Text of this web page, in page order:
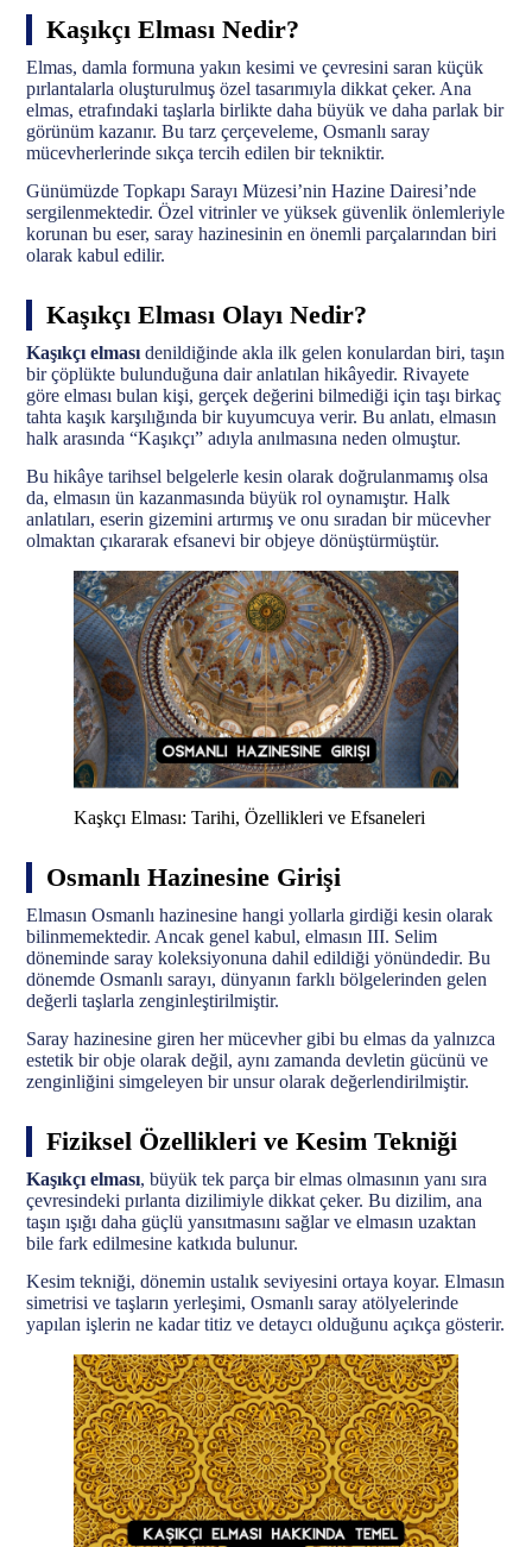
Kaşıkçı Elması Nedir?
Elmas, damla formuna yakın kesimi ve çevresini saran küçük
pırlantalarla oluşturulmuş özel tasarımıyla dikkat çeker. Ana
elmas, etrafındaki taşlarla birlikte daha büyük ve daha parlak bir
görünüm kazanır. Bu tarz çerçeveleme, Osmanlı saray
mücevherlerinde sıkça tercih edilen bir tekniktir.
Günümüzde Topkapı Sarayı Müzesi’nin Hazine Dairesi’nde
sergilenmektedir. Özel vitrinler ve yüksek güvenlik önlemleriyle
korunan bu eser, saray hazinesinin en önemli parçalarından biri
olarak kabul edilir.
Kaşıkçı Elması Olayı Nedir?
Kaşıkçı elması denildiğinde akla ilk gelen konulardan biri, taşın
bir çöplükte bulunduğuna dair anlatılan hikâyedir. Rivayete
göre elması bulan kişi, gerçek değerini bilmediği için taşı birkaç
tahta kaşık karşılığında bir kuyumcuya verir. Bu anlatı, elmasın
halk arasında “Kaşıkçı” adıyla anılmasına neden olmuştur.
Bu hikâye tarihsel belgelerle kesin olarak doğrulanmamış olsa
da, elmasın ün kazanmasında büyük rol oynamıştır. Halk
anlatıları, eserin gizemini artırmış ve onu sıradan bir mücevher
olmaktan çıkararak efsanevi bir objeye dönüştürmüştür.
Kaşkçı Elması: Tarihi, Özellikleri ve Efsaneleri
Osmanlı Hazinesine Girişi
Elmasın Osmanlı hazinesine hangi yollarla girdiği kesin olarak
bilinmemektedir. Ancak genel kabul, elmasın III. Selim
döneminde saray koleksiyonuna dahil edildiği yönündedir. Bu
dönemde Osmanlı sarayı, dünyanın farklı bölgelerinden gelen
değerli taşlarla zenginleştirilmiştir.
Saray hazinesine giren her mücevher gibi bu elmas da yalnızca
estetik bir obje olarak değil, aynı zamanda devletin gücünü ve
zenginliğini simgeleyen bir unsur olarak değerlendirilmiştir.
Fiziksel Özellikleri ve Kesim Tekniği
Kaşıkçı elması, büyük tek parça bir elmas olmasının yanı sıra
çevresindeki pırlanta dizilimiyle dikkat çeker. Bu dizilim, ana
taşın ışığı daha güçlü yansıtmasını sağlar ve elmasın uzaktan
bile fark edilmesine katkıda bulunur.
Kesim tekniği, dönemin ustalık seviyesini ortaya koyar. Elmasın
simetrisi ve taşların yerleşimi, Osmanlı saray atölyelerinde
yapılan işlerin ne kadar titiz ve detaycı olduğunu açıkça gösterir.